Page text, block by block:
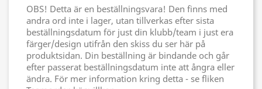
OBS! Detta är en beställningsvara! Den finns med
andra ord inte i lager, utan tillverkas efter sista
beställningsdatum för just din klubb/team i just era
färger/design utifrån den skiss du ser här på
produktsidan. Din beställning är bindande och går
efter passerat beställningsdatum inte att ångra eller
ändra. För mer information kring detta - se fliken